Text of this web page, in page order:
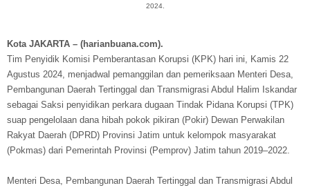
2024.
Kota JAKARTA – (harianbuana.com).
Tim Penyidik Komisi Pemberantasan Korupsi (KPK) hari ini, Kamis 22
Agustus 2024, menjadwal pemanggilan dan pemeriksaan Menteri Desa,
Pembangunan Daerah Tertinggal dan Transmigrasi Abdul Halim Iskandar
sebagai Saksi penyidikan perkara dugaan Tindak Pidana Korupsi (TPK)
suap pengelolaan dana hibah pokok pikiran (Pokir) Dewan Perwakilan
Rakyat Daerah (DPRD) Provinsi Jatim untuk kelompok masyarakat
(Pokmas) dari Pemerintah Provinsi (Pemprov) Jatim tahun 2019–2022.
Menteri Desa, Pembangunan Daerah Tertinggal dan Transmigrasi Abdul